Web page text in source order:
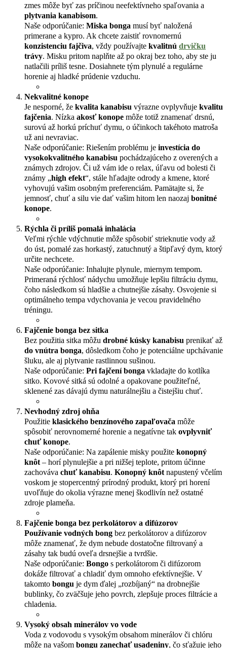
zmes môže byť zas príčinou neefektívneho spaľovania a
plytvania kanabisom.
Naše odporúčanie: Miska bonga musí byť naložená
primerane a kypro. Ak chcete zaistiť rovnomernú
konzistenciu fajčiva, vždy používajte kvalitnú drvičku
trávy. Misku pritom naplňte až po okraj bez toho, aby ste ju
natlačili príliš tesne. Dosiahnete tým plynulé a regulárne
horenie aj hladké prúdenie vzduchu.
Nekvalitné konope
Je nesporné, že kvalita kanabisu výrazne ovplyvňuje kvalitu
fajčenia. Nízka akosť konope môže totiž znamenať drsnú,
surovú až horkú príchuť dymu, o účinkoch takéhoto matroša
už ani nevraviac.
Naše odporúčanie: Riešením problému je investícia do
vysokokvalitného kanabisu pochádzajúceho z overených a
známych zdrojov. Či už vám ide o relax, úľavu od bolesti či
známy „high efekt“, stále hľadajte odrody a kmene, ktoré
vyhovujú vašim osobným preferenciám. Pamätajte si, že
jemnosť, chuť a silu vie dať vašim hitom len naozaj bonitné
konope.
Rýchla či príliš pomalá inhalácia
Veľmi rýchle vdýchnutie môže spôsobiť strieknutie vody až
do úst, pomalé zas horkastý, zatuchnutý a štipľavý dym, ktorý
určite nechcete.
Naše odporúčanie: Inhalujte plynule, miernym tempom.
Primeraná rýchlosť nádychu umožňuje lepšiu filtráciu dymu,
čoho následkom sú hladšie a chutnejšie zásahy. Osvojenie si
optimálneho tempa vdychovania je vecou pravidelného
tréningu.
Fajčenie bonga bez sitka
Bez použitia sitka môžu drobné kúsky kanabisu prenikať až
do vnútra bonga, dôsledkom čoho je potenciálne upchávanie
šluku, ale aj plytvanie rastlinnou sušinou.
Naše odporúčanie: Pri fajčení bonga vkladajte do kotlíka
sitko. Kovové sitká sú odolné a opakovane použiteľné,
sklenené zas dávajú dymu naturálnejšiu a čistejšiu chuť.
Nevhodný zdroj ohňa
Použitie klasického benzínového zapaľovača môže
spôsobiť nerovnomerné horenie a negatívne tak ovplyvniť
chuť konope.
Naše odporúčanie: Na zapálenie misky použite konopný
knôt – horí plynulejšie a pri nižšej teplote, pritom účinne
zachováva chuť kanabisu. Konopný knôt napustený včelím
voskom je stopercentný prírodný produkt, ktorý pri horení
uvoľňuje do okolia výrazne menej škodlivín než ostatné
zdroje plameňa.
Fajčenie bonga bez perkolátorov a difúzorov
Používanie vodných bong bez perkolátorov a difúzorov
môže znamenať, že dym nebude dostatočne filtrovaný a
zásahy tak budú oveľa drsnejšie a tvrdšie.
Naše odporúčanie: Bongo s perkolátorom či difúzorom
dokáže filtrovať a chladiť dym omnoho efektívnejšie. V
takomto bongu je dym ďalej „rozbíjaný“ na drobnejšie
bublinky, čo zväčšuje jeho povrch, zlepšuje proces filtrácie a
chladenia.
Vysoký obsah minerálov vo vode
Voda z vodovodu s vysokým obsahom minerálov či chlóru
môže na vašom bongu zanechať usadeniny, čo sťažuje jeho